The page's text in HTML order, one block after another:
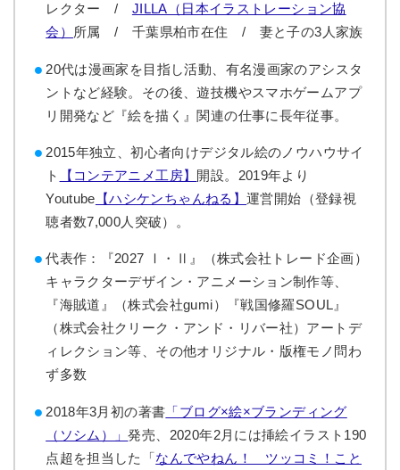
レクター / JILLA（日本イラストレーション協
会） 所属 / 千葉県柏市在住 / 妻と子の3人家族
20代は漫画家を目指し活動、有名漫画家のアシスタ
ントなど経験。その後、遊技機やスマホゲームアプ
リ開発など『絵を描く』関連の仕事に長年従事。
2015年独立、初心者向けデジタル絵のノウハウサイ
ト
【コンテアニメ工房】 開設。2019年より
Youtube 【ハシケンちゃんねる】運営開始（登録視
聴者数7,000人突破）。
代表作：『2027 Ⅰ・Ⅱ』（株式会社トレード企画）
キャラクターデザイン・アニメーション制作等、
『海賊道』（株式会社gumi）『戦国修羅SOUL』
（株式会社クリーク・アンド・リバー社）アートデ
ィレクション等、その他オリジナル・版権モノ問わ
ず多数
2018年3月初の著書 「ブログ×絵×ブランディング
（ソシム）」発売、2020年2月には挿絵イラスト190
点超を担当した「なんでやねん！ ツッコミ！こと